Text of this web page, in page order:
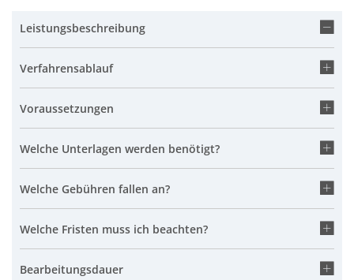
Leistungsbeschreibung
Verfahrensablauf
Voraussetzungen
Welche Unterlagen werden benötigt?
Welche Gebühren fallen an?
Welche Fristen muss ich beachten?
Bearbeitungsdauer